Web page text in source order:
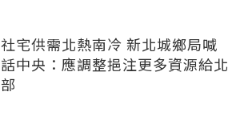
社宅供需北熱南冷 新北城鄉局喊
話中央：應調整挹注更多資源給北
部